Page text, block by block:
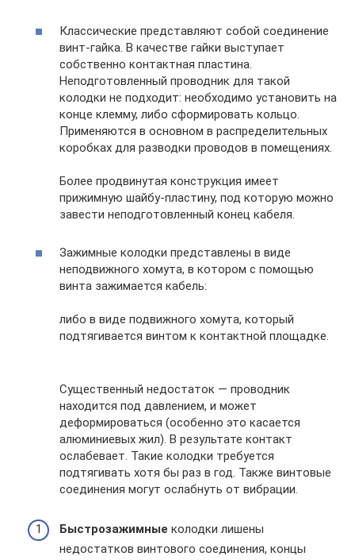
Классические представляют собой соединение
винт-гайка. В качестве гайки выступает
собственно контактная пластина.
Неподготовленный проводник для такой
колодки не подходит: необходимо установить на
конце клемму, либо сформировать кольцо.
Применяются в основном в распределительных
коробках для разводки проводов в помещениях.
Более продвинутая конструкция имеет
прижимную шайбу-пластину, под которую можно
завести неподготовленный конец кабеля.
Зажимные колодки представлены в виде
неподвижного хомута, в котором с помощью
винта зажимается кабель:
либо в виде подвижного хомута, который
подтягивается винтом к контактной площадке.
Существенный недостаток — проводник
находится под давлением, и может
деформироваться (особенно это касается
алюминиевых жил). В результате контакт
ослабевает. Такие колодки требуется
подтягивать хотя бы раз в год. Также винтовые
соединения могут ослабнуть от вибрации.
Быстрозажимные колодки лишены
недостатков винтового соединения, концы